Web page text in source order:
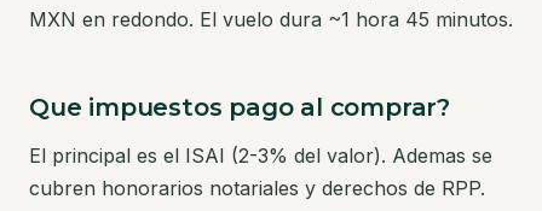
MXN en redondo. El vuelo dura ~1 hora 45 minutos.
Que impuestos pago al comprar?
El principal es el ISAI (2-3% del valor). Ademas se
cubren honorarios notariales y derechos de RPP.